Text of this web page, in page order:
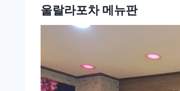
울랄라포차 메뉴판